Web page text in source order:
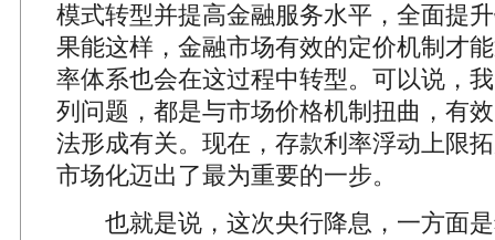
模式转型并提高金融服务水平，全面提
果能这样，金融市场有效的定价机制才
率体系也会在这过程中转型。可以说，
列问题，都是与市场价格机制扭曲，有
法形成有关。现在，存款利率浮动上限
市场化迈出了最为重要的一步。
也就是说，这次央行降息，一方面是